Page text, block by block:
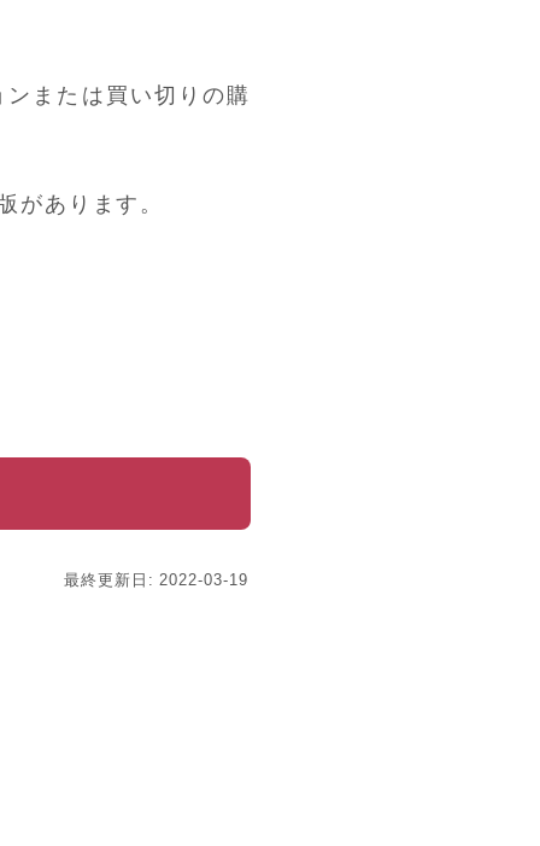
または買い切りの購
があります。
最終更新日: 2022-03-19